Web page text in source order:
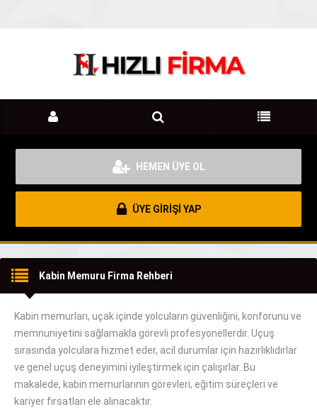
HEMEN ÜYE OL
ÜYE GİRİŞİ YAP
Kabin Memuru Firma Rehberi
Kabin memurları, uçak içinde yolcuların güvenliğini, konforunu ve
memnuniyetini sağlamakla görevli profesyonellerdir. Uçuş
sırasında yolculara hizmet eder, acil durumlar için hazırlıklıdırlar
ve genel uçuş deneyimini iyileştirmek için çalışırlar. Bu
makalede, kabin memurlarının görevleri, eğitim süreçleri ve
kariyer fırsatları ele alınacaktır.